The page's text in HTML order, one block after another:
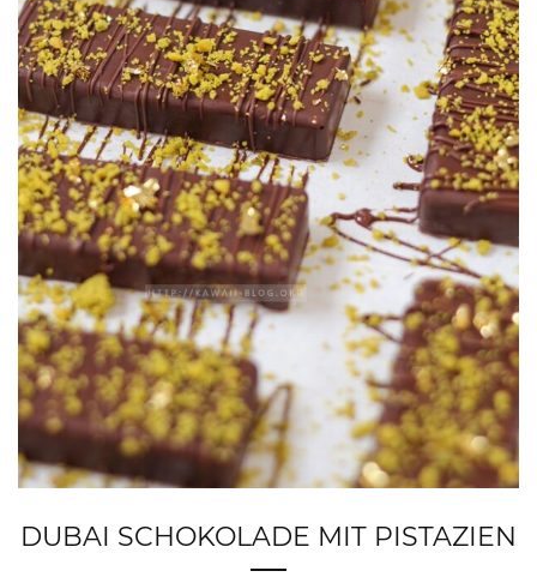
DUBAI SCHOKOLADE MIT PISTAZIEN